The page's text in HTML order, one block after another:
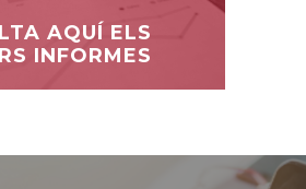
AQUÍ ELS
INFORMES